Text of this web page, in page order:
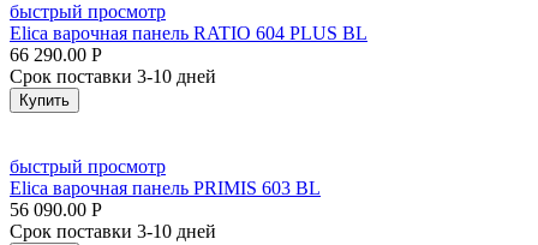
быстрый просмотр
Elica варочная панель RATIO 604 PLUS BL
66 290.00 Р
Срок поставки 3-10 дней
Купить
быстрый просмотр
Elica варочная панель PRIMIS 603 BL
56 090.00 Р
Срок поставки 3-10 дней